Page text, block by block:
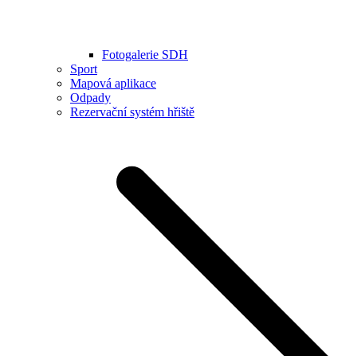
Fotogalerie SDH
Sport
Mapová aplikace
Odpady
Rezervační systém hřiště